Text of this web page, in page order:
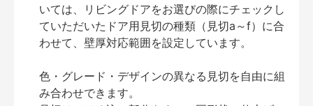
いては、リビングドアをお選びの際にチェックし
ていただいたドア用見切の種類（見切a～f）に合
わせて、壁厚対応範囲を設定しています。
色・グレード・デザインの異なる見切を自由に組
み合わせできます。